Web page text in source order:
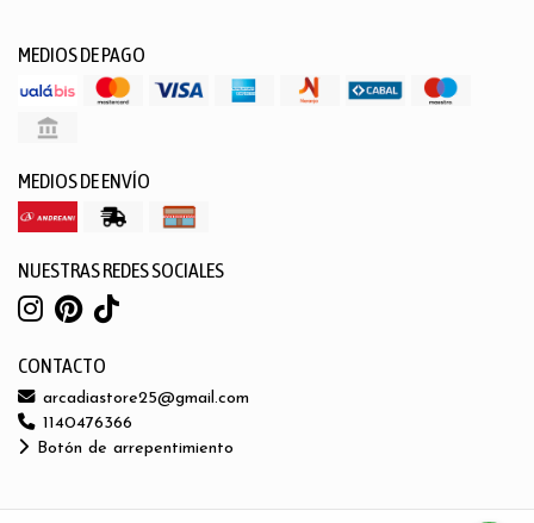
MEDIOS DE PAGO
MEDIOS DE ENVÍO
NUESTRAS REDES SOCIALES
CONTACTO
arcadiastore25@gmail.com
1140476366
Botón de arrepentimiento